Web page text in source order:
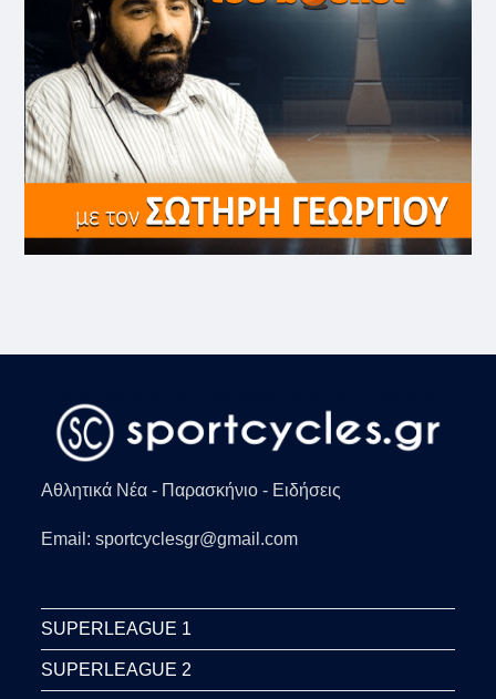
Αθλητικά Νέα - Παρασκήνιο - Ειδήσεις
Email: sportcyclesgr@gmail.com
SUPERLEAGUE 1
SUPERLEAGUE 2